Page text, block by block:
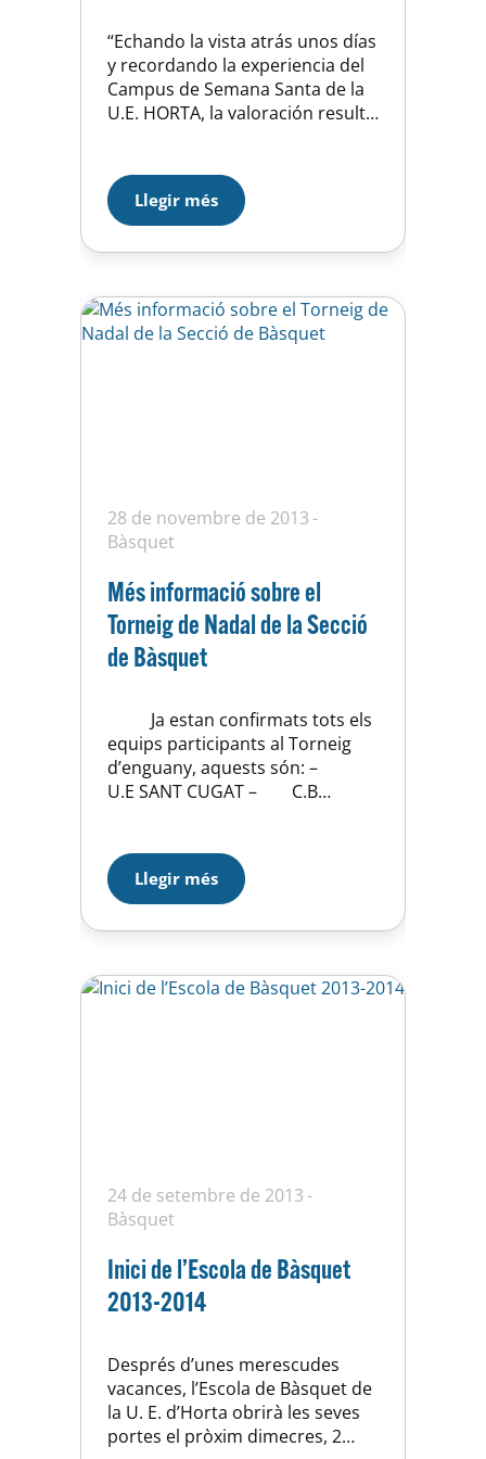
“Echando la vista atrás unos días
y recordando la experiencia del
Campus de Semana Santa de la
U.E. HORTA, la valoración resulta
han convivido dos formas de
aprovechar estos días de
descanso escolar. Los más
pequeños realizaban una sesión
después actividades…
Llegir més
28 de novembre de 2013
Bàsquet
Més informació sobre el
Torneig de Nadal de la Secció
de Bàsquet
Ja estan confirmats tots els
equips participants al Torneig
d’enguany, aquests són: –
U.E SANT CUGAT – C.B
F.C MARTINENC – C.B
L’HOSPITALET – U.E HORTA
(CLUB ORGANITZADOR)
Adjuntem el quadre de partits de
aparellaments…
Llegir més
24 de setembre de 2013
Bàsquet
Inici de l’Escola de Bàsquet
2013-2014
Després d’unes merescudes
vacances, l’Escola de Bàsquet de
la U. E. d’Horta obrirà les seves
portes el pròxim dimecres, 2